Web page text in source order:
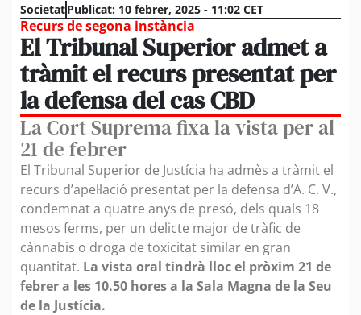
SocietatPublicat: 10 febrer, 2025 - 11:02 CET
Recurs de segona instància
El Tribunal Superior admet a
tràmit el recurs presentat per
la defensa del cas CBD
La Cort Suprema fixa la vista per al
21 de febrer
El Tribunal Superior de Justícia ha admès a tràmit el
recurs d’apel·lació presentat per la defensa d’A. C. V.,
condemnat a quatre anys de presó, dels quals 18
mesos ferms, per un delicte major de tràfic de
cànnabis o droga de toxicitat similar en gran
quantitat. La vista oral tindrà lloc el pròxim 21 de
febrer a les 10.50 hores a la Sala Magna de la Seu
de la Justícia.